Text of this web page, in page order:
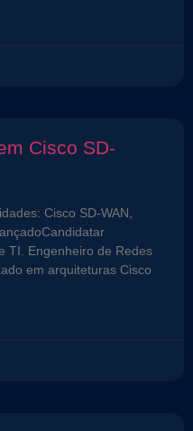
Cisco SD-
Cisco SD-WAN,
TI. Engenheiro de Redes
em arquiteturas Cisco